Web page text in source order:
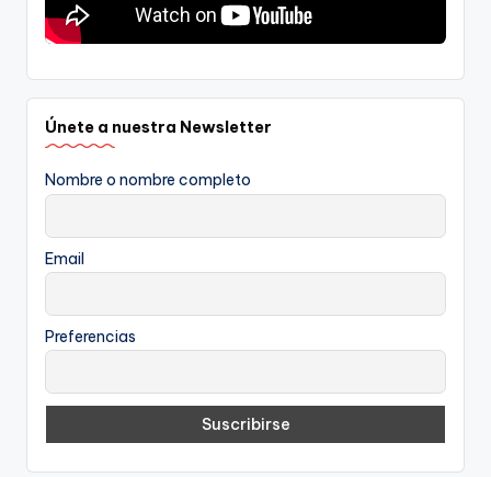
Únete a nuestra Newsletter
Nombre o nombre completo
Email
Preferencias